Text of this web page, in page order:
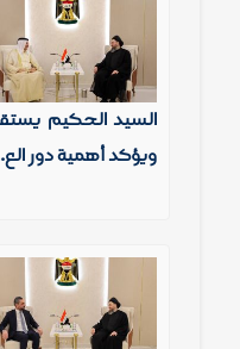
السيد الحكيم
ويؤكد أهمية دور